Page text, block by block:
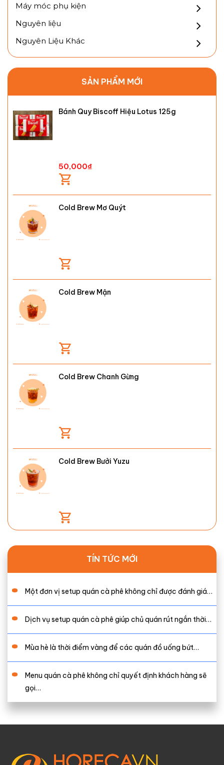
Máy móc phụ kiện
Nguyên liệu
Nguyên Liệu Khác
SẢN PHẨM MỚI
Bánh Quy Biscoff Hiệu Lotus 125g
50,000₫
Cold Brew Mơ Quýt
Cold Brew Mận
Cold Brew Chanh Gừng
Cold Brew Bưởi Yuzu
TÍN TỨC MỚI
Một đơn vị setup quán cà phê không chỉ được đánh giá…
Dịch vụ setup quán cà phê giúp chủ quán rút ngắn thời…
Mùa hè là thời điểm vàng để các quán đồ uống bứt…
Menu quán cà phê không chỉ quyết định khách hàng sẽ
gọi…